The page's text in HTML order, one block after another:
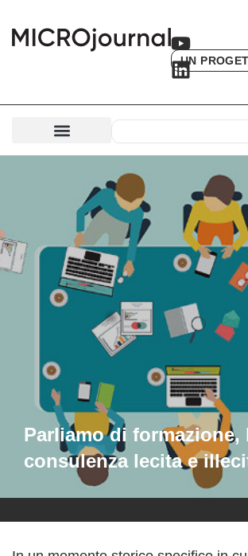
UN
Parliamo di formazione,
consulenza lecita e